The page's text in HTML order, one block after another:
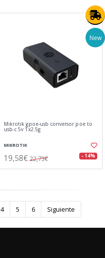
New
Mikrotik gpoe-usb conversor poe to
usb-c 5v 1x2.5g
MIKROTIK
19,58€ 22,73€ - 14%
4 5 6 Siguiente